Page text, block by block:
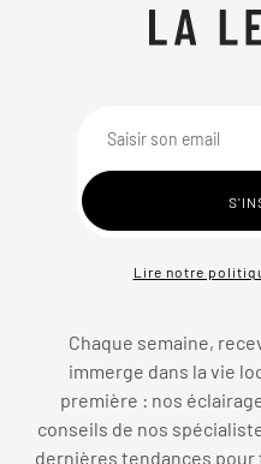
Lire notre
Chaque semaine,
immerge dans la vie
première : nos
conseils de nos
dernières tendances pour